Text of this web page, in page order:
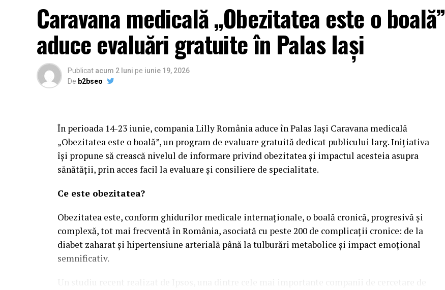
Caravana medicală „Obezitatea este o boală”
aduce evaluări gratuite în Palas Iași
Publicat acum 2 luni pe iunie 19, 2026
De b2bseo
În perioada 14-23 iunie, compania Lilly România aduce în Palas Iași Caravana medicală
„Obezitatea este o boală”, un program de evaluare gratuită dedicat publicului larg. Inițiativa
își propune să crească nivelul de informare privind obezitatea și impactul acesteia asupra
sănătății, prin acces facil la evaluare și consiliere de specialitate.
Ce este obezitatea?
Obezitatea este, conform ghidurilor medicale internaționale, o boală cronică, progresivă și
complexă, tot mai frecventă în România, asociată cu peste 200 de complicații cronice: de la
diabet zaharat și hipertensiune arterială până la tulburări metabolice și impact emoțional
semnificativ.